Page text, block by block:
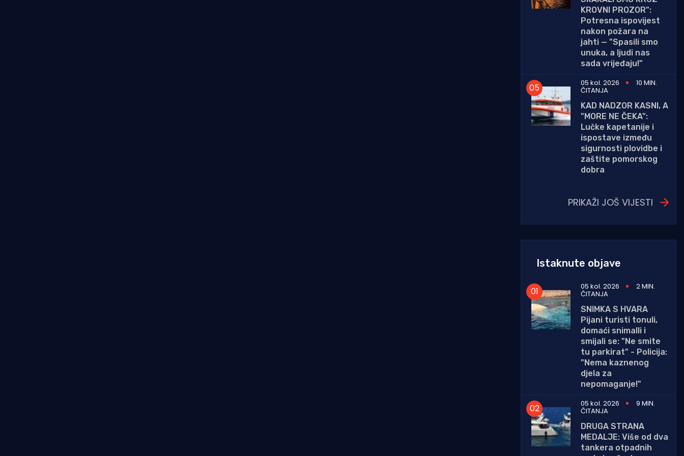
KROVNI PROZOR":
Potresna ispovijest
nakon požara na
jahti — "Spasili smo
unuka, a ljudi nas
sada vrijeđaju!"
05 kol. 2026
10 MIN.
ČITANJA
KAD NADZOR KASNI, A
"MORE NE ČEKA":
Lučke kapetanije i
ispostave između
sigurnosti plovidbe i
zaštite pomorskog
dobra
PRIKAŽI JOŠ VIJESTI
Istaknute objave
05 kol. 2026 2 MIN.
ČITANJA
SNIMKA S HVARA
Pijani turisti tonuli,
domaći snimalli i
smijali se: "Ne smite
tu parkirat" - Policija:
"Nema kaznenog
djela za
nepomaganje!"
05 kol. 2026
9 MIN.
ČITANJA
DRUGA STRANA
MEDALJE: Više od dva
tankera otpadnih